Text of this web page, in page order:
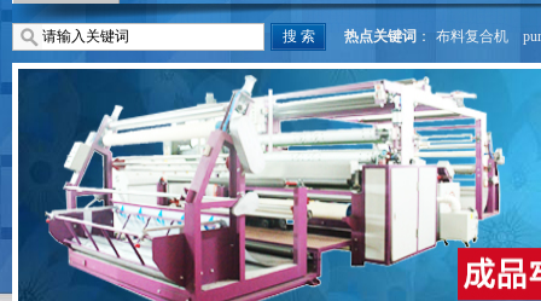
热点关键词 ： 布料复合机
热熔胶涂布机
热熔胶膜复合